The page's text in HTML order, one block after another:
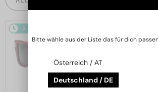
2-4 WERKTAGE
Bitte wähle aus der Liste das für dich
Österreich / AT
Deutschland / DE